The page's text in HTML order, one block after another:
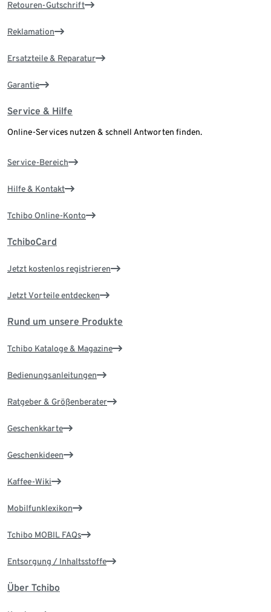
Retouren-Gutschrift
Reklamation
Ersatzteile & Reparatur
Garantie
Service & Hilfe
Online-Services nutzen & schnell Antworten finden.
Service-Bereich
Hilfe & Kontakt
Tchibo Online-Konto
TchiboCard
Jetzt kostenlos registrieren
Jetzt Vorteile entdecken
Rund um unsere Produkte
Tchibo Kataloge & Magazine
Bedienungsanleitungen
Ratgeber & Größenberater
Geschenkkarte
Geschenkideen
Kaffee-Wiki
Mobilfunklexikon
Tchibo MOBIL FAQs
Entsorgung / Inhaltsstoffe
Über Tchibo